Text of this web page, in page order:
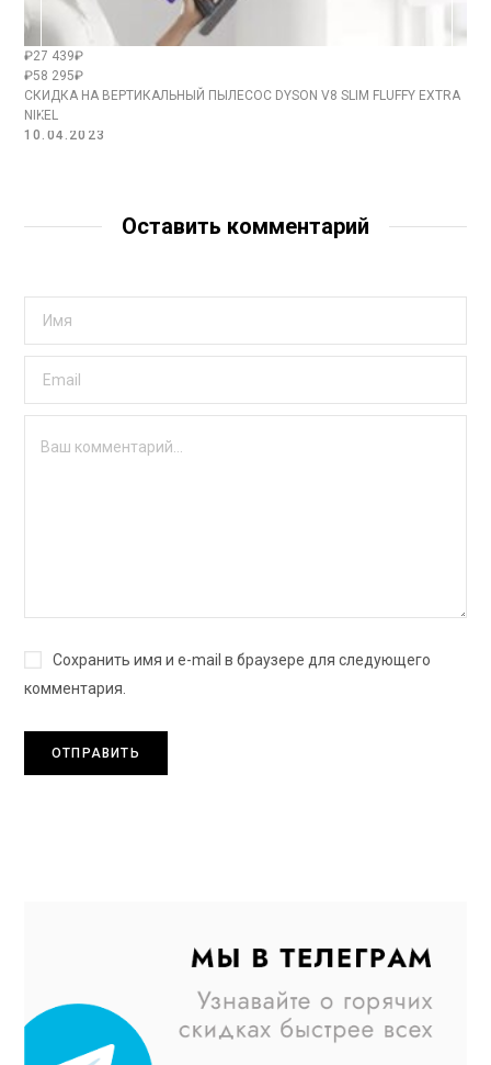
₽27 439₽
₽58 295₽
СКИДКА НА ВЕРТИКАЛЬНЫЙ ПЫЛЕСОС DYSON V8 SLIM FLUFFY EXTRA
NIKEL
10.04.2023
Оставить комментарий
Сохранить имя и e-mail в браузере для следующего
комментария.